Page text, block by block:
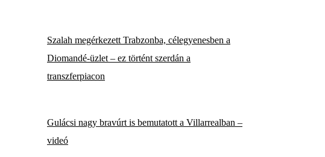
Szalah megérkezett Trabzonba, célegyenesben a
Diomandé-üzlet – ez történt szerdán a
transzferpiacon
Gulácsi nagy bravúrt is bemutatott a Villarrealban –
videó